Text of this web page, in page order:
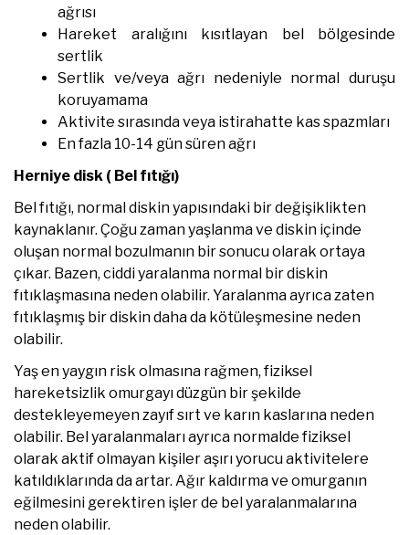
ağrısı
Hareket aralığını kısıtlayan bel bölgesinde
sertlik
Sertlik ve/veya ağrı nedeniyle normal duruşu
koruyamama
Aktivite sırasında veya istirahatte kas spazmları
En fazla 10-14 gün süren ağrı
Herniye disk ( Bel fıtığı)
Bel fıtığı, normal diskin yapısındaki bir değişiklikten
kaynaklanır. Çoğu zaman yaşlanma ve diskin içinde
oluşan normal bozulmanın bir sonucu olarak ortaya
çıkar. Bazen, ciddi yaralanma normal bir diskin
fıtıklaşmasına neden olabilir. Yaralanma ayrıca zaten
fıtıklaşmış bir diskin daha da kötüleşmesine neden
olabilir.
Yaş en yaygın risk olmasına rağmen, fiziksel
hareketsizlik omurgayı düzgün bir şekilde
destekleyemeyen zayıf sırt ve karın kaslarına neden
olabilir. Bel yaralanmaları ayrıca normalde fiziksel
olarak aktif olmayan kişiler aşırı yorucu aktivitelere
katıldıklarında da artar. Ağır kaldırma ve omurganın
eğilmesini gerektiren işler de bel yaralanmalarına
neden olabilir.